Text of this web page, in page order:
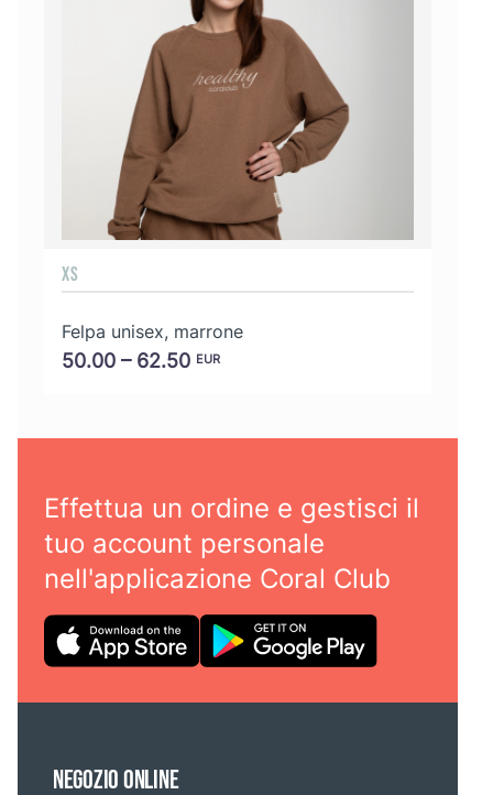
XS
Felpa unisex, marrone
50.00 – 62.50 EUR
Effettua un ordine e gestisci il
tuo account personale
nell'applicazione Coral Club
NEGOZIO ONLINE